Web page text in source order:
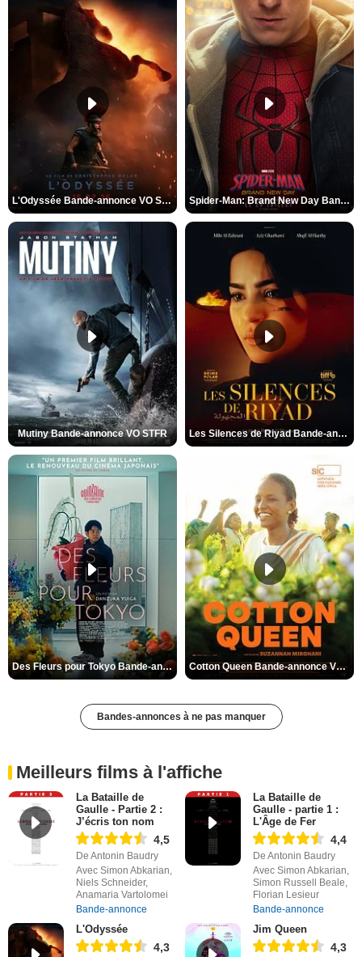
L'Odyssée Bande-annonce VO STFR Spider-Man: Brand New Day Bande-annonce VO STFR
Mutiny Bande-annonce VO STFR Les Silences de Riyad Bande-annonce VO STFR
Des Fleurs pour Tokyo Bande-annonce VO STFR Cotton Queen Bande-annonce VO STFR
Bandes-annonces à ne pas manquer
Meilleurs films à l'affiche
La Bataille de
Gaulle - Partie 2 :
J’écris ton nom
4,5
De Antonin Baudry
Avec Simon Abkarian,
Niels Schneider,
Anamaria Vartolomei
Bande-annonce
La Bataille de
Gaulle - partie 1 :
L'Âge de Fer
4,4
De Antonin Baudry
Avec Simon Abkarian,
Simon Russell Beale,
Florian Lesieur
Bande-annonce
L'Odyssée
4,3
Jim Queen
4,3